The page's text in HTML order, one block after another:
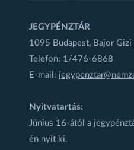
JEGYPÉNZTÁR
1095 Budapest, Bajor Gizi
Telefon: 1/476-6868
E-mail:
Nyitvatartás:
Június 16-ától a
én nyit ki.